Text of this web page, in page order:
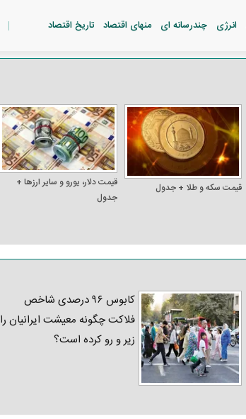
انرژی چندرسانه ای منهای اقتصاد تاریخ اقتصاد
قیمت سکه و طلا + جدول
قیمت دلار، یورو و سایر ارز‌ها +
جدول
کابوس ۹۶ درصدی شاخص
فلاکت چگونه معیشت ایرانیان را
زیر و رو کرده است؟